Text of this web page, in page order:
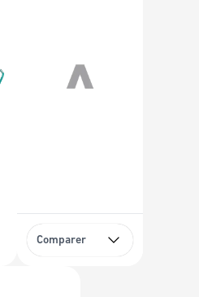
Comparer